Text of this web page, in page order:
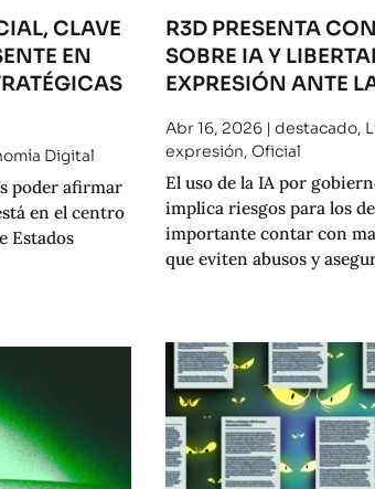
CLAVE
EN
Digital
poder afirmar
en el centro
Estados
R3D PRESENTA
SOBRE IA Y
EXPRESIÓN ANTE
Abr 16, 2026 |destacado,
expresión,Oficial
El uso de la IA por
implica riesgos para los
importante contar con
que eviten abusos y